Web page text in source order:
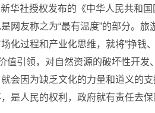
华社授权发布的《中华人民共和
友称之为“最有温度”的部分。 旅
过程和产业化思维，就将“挣钱
引领，对自然资源的破坏性开
因为缺乏文化的力量和道义的
是人民的权利，政府就有责任去